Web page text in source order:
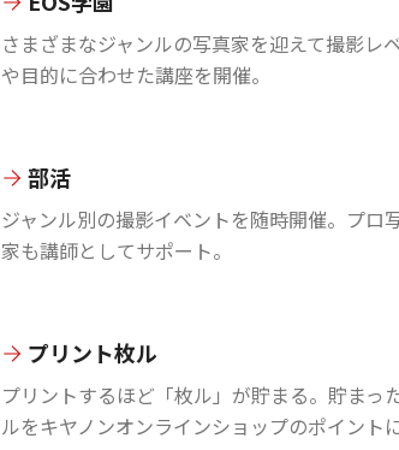
さまざまなジャンルの写真家を迎えて撮影レ
や目的に合わせた講座を開催。
部活
ジャンル別の撮影イベントを随時開催。プロ
家も講師としてサポート。
プリント枚ル
プリントするほど「枚ル」が貯まる。貯まっ
ルをキヤノンオンラインショップのポイントに